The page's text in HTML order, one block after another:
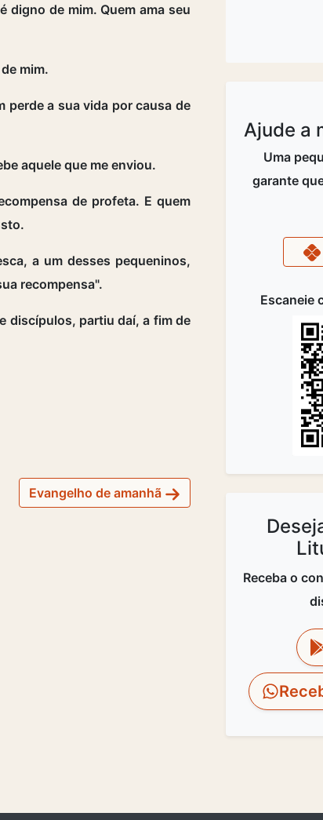
digno de mim. Quem ama seu
mim.
perde a sua vida por causa de
aquele que me enviou.
de profeta. E quem
a um desses pequeninos,
recompensa".
discípulos, partiu daí, a fim de
Evangelho de amanhã
Ajude a
Uma
garante
Escaneie
Receba o